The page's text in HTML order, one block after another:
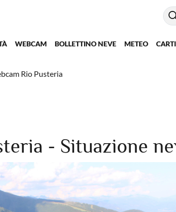
WEBCAM BOLLETTINO NEVE METEO
Rio Pusteria
- Situazione